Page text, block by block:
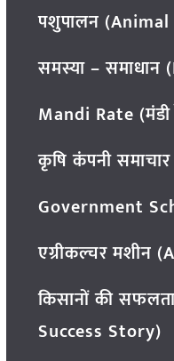
पशुपालन
समस्या –
Mandi Rate (मंडी
कृषि कंपनी
Government
एग्रीकल्चर मशीन
किसानों की
Success Story)